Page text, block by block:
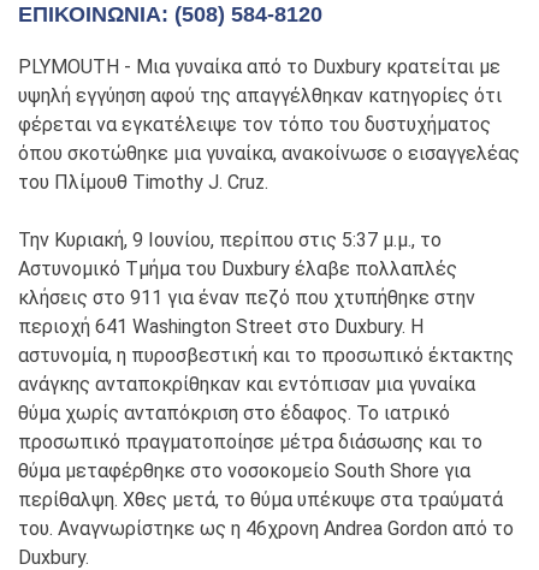
ΕΠΙΚΟΙΝΩΝΊΑ: (508) 584-8120
PLYMOUTH - Μια γυναίκα από το Duxbury κρατείται με
υψηλή εγγύηση αφού της απαγγέλθηκαν κατηγορίες ότι
φέρεται να εγκατέλειψε τον τόπο του δυστυχήματος
όπου σκοτώθηκε μια γυναίκα, ανακοίνωσε ο εισαγγελέας
του Πλίμουθ Timothy J. Cruz.
Την Κυριακή, 9 Ιουνίου, περίπου στις 5:37 μ.μ., το
Αστυνομικό Τμήμα του Duxbury έλαβε πολλαπλές
κλήσεις στο 911 για έναν πεζό που χτυπήθηκε στην
περιοχή 641 Washington Street στο Duxbury. Η
αστυνομία, η πυροσβεστική και το προσωπικό έκτακτης
ανάγκης ανταποκρίθηκαν και εντόπισαν μια γυναίκα
θύμα χωρίς ανταπόκριση στο έδαφος. Το ιατρικό
προσωπικό πραγματοποίησε μέτρα διάσωσης και το
θύμα μεταφέρθηκε στο νοσοκομείο South Shore για
περίθαλψη. Χθες μετά, το θύμα υπέκυψε στα τραύματά
του. Αναγνωρίστηκε ως η 46χρονη Andrea Gordon από το
Duxbury.